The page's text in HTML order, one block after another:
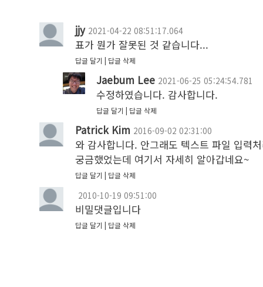
jjy 2021-04-22 08:51:17.064
표가 뭔가 잘못된 것 같습니다...
답글 달기 답글 삭제
Jaebum Lee 2021-06-25 05:24:54.781
수정하였습니다. 감사합니다.
답글 달기 답글 삭제
Patrick Kim 2016-09-02 02:31:00
와 감사합니다. 안그래도 텍스트 파일 입력
궁금했었는데 여기서 자세히 알아갑네요~
답글 달기 답글 삭제
2010-10-19 09:51:00
비밀댓글입니다
답글 달기 답글 삭제